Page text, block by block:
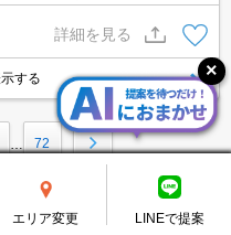
き予定など豊富な物件からご
わせください☆
詳細を見る
する
72
エリア変更 LINEで提案